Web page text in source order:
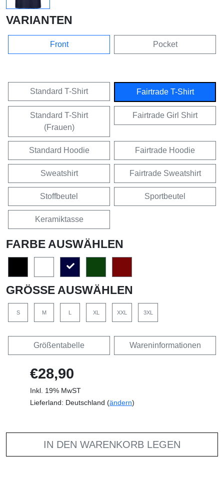
VARIANTEN
Front Pocket
Standard T-Shirt Fairtrade T-Shirt
Standard T-Shirt
(Frauen)
Fairtrade Girl Shirt
Standard Hoodie Fairtrade Hoodie
Sweatshirt Fairtrade Sweatshirt
Stoffbeutel Sportbeutel
Keramiktasse
FARBE AUSWÄHLEN
GRÖSSE AUSWÄHLEN
S M XL XXL 3XL
Größentabelle Wareninformationen
€28,90
Inkl. 19% MwST
Lieferland: Deutschland (ändern)
IN DEN WARENKORB LEGEN